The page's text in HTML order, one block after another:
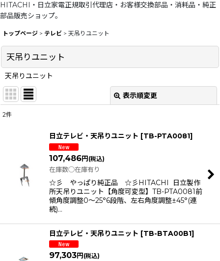
HITACHI・日立家電正規取引代理店・お客様交換部品・消耗品・純正
部品販売ショップ。
トップページ > テレビ > 天吊りユニット
天吊りユニット
天吊りユニット
表示順変更
並び順
絞り込む
2件
日立テレビ・天吊りユニット [TB-PTA0081]
107,486円 (税込)
在庫数◯在庫有り
☆彡 やっぱり純正品 ☆彡HITACHI 日立製作
所天吊りユニット【角度可変型】TB-PTA0081前
傾角度調整0〜25°6段階、左右角度調整±45°(連
続)…
日立テレビ・天吊りユニット [TB-BTA00B1]
97,303円 (税込)